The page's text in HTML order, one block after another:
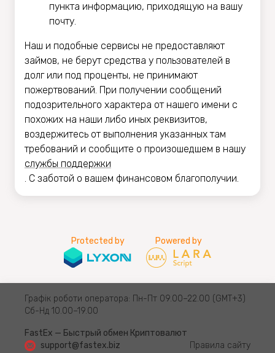
пункта информацию, приходящую на вашу
почту.
Наш и подобные сервисы не предоставляют
займов, не берут средства у пользователей в
долг или под проценты, не принимают
пожертвований. При получении сообщений
подозрительного характера от нашего имени с
похожих на наши либо иных реквизитов,
воздержитесь от выполнения указанных там
требований и сообщите о произошедшем в нашу
службы поддержки
. С заботой о вашем финансовом благополучии.
Protected by Powered by
Графік роботи оператора: Пн-Пт 09.00–22.00 (GMT+3)
Сб-Нд 10.00–19.00
FastEx — Быстрый обмен Криптовалют
support@fastex.biz
Правила сайту